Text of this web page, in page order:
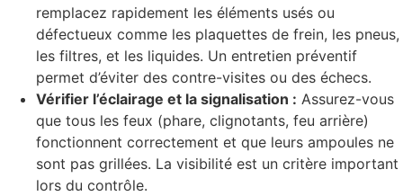
remplacez rapidement les éléments usés ou
défectueux comme les plaquettes de frein, les pneus,
les filtres, et les liquides. Un entretien préventif
permet d’éviter des contre-visites ou des échecs.
Vérifier l’éclairage et la signalisation : Assurez-vous
que tous les feux (phare, clignotants, feu arrière)
fonctionnent correctement et que leurs ampoules ne
sont pas grillées. La visibilité est un critère important
lors du contrôle.